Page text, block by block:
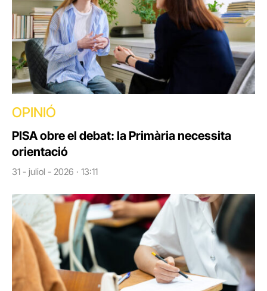
OPINIÓ
PISA obre el debat: la Primària necessita
orientació
31 - juliol - 2026 · 13:11